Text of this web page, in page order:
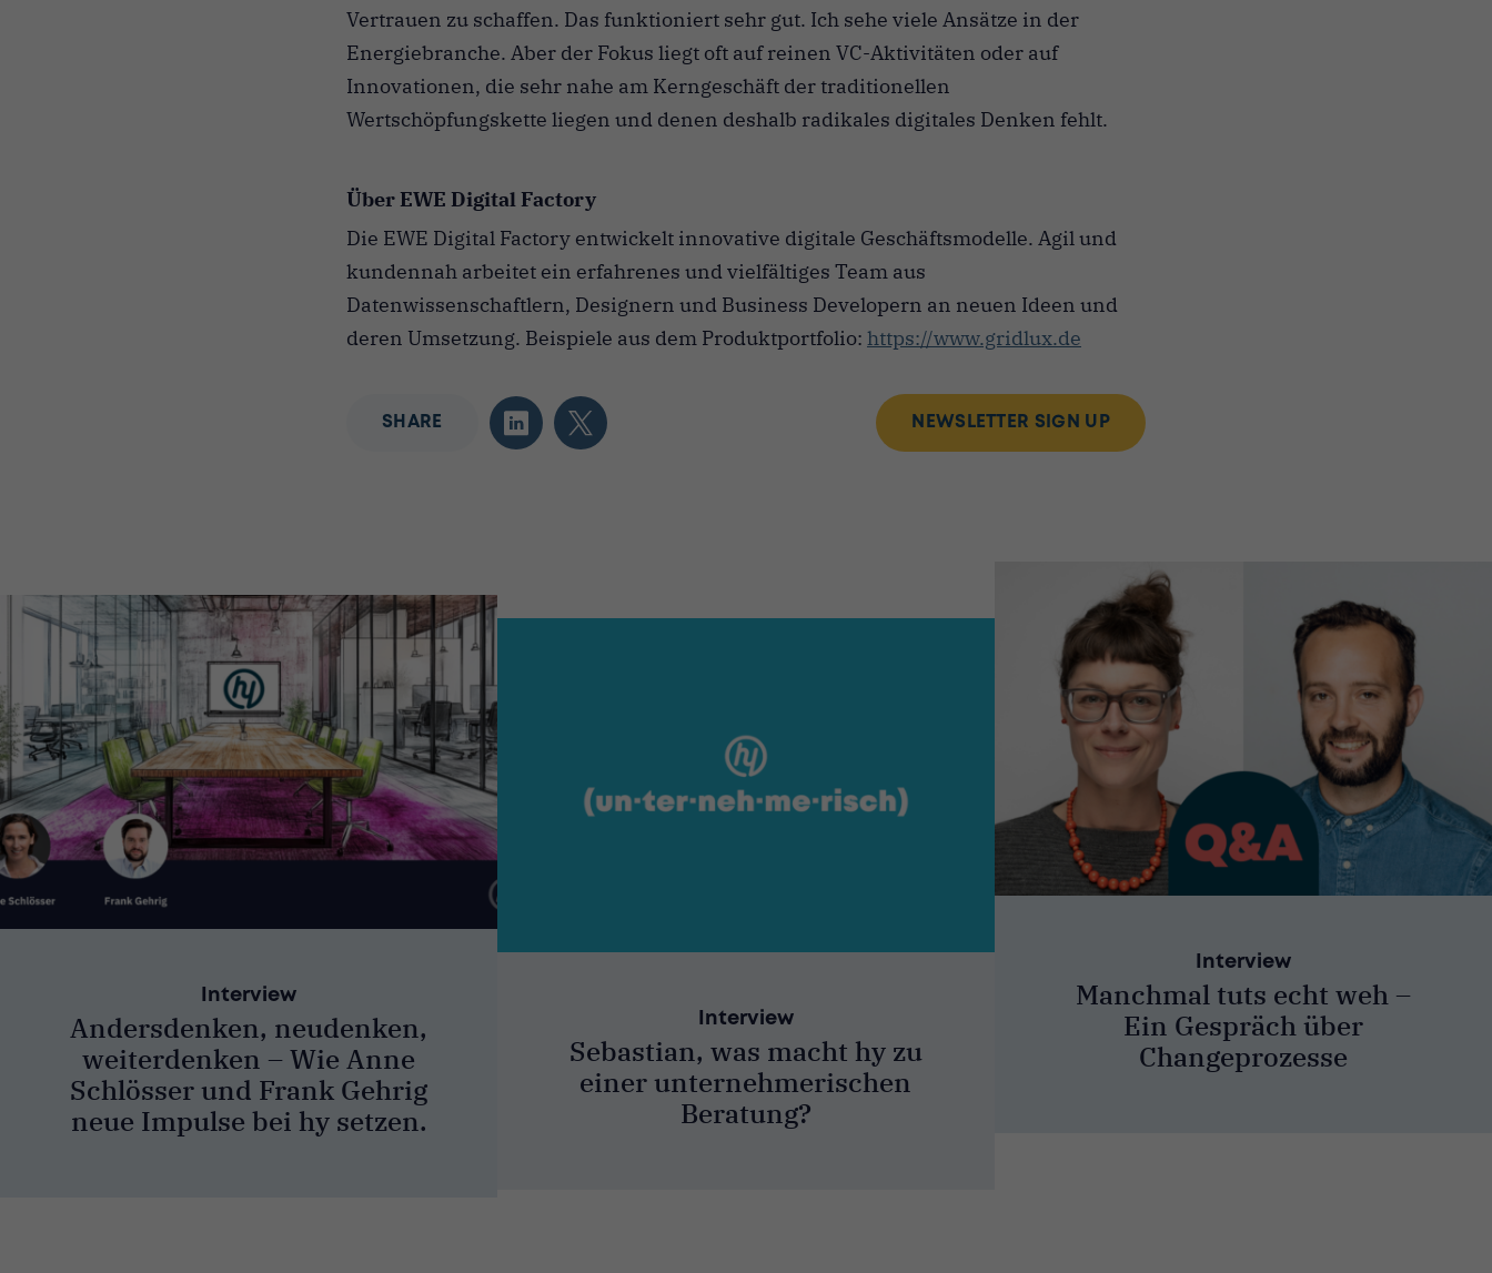
Vertrauen zu schaffen. Das funktioniert sehr gut. Ich sehe viele Ansätze in der
Energiebranche. Aber der Fokus liegt oft auf reinen VC-Aktivitäten oder auf
Innovationen, die sehr nahe am Kerngeschäft der traditionellen
Wertschöpfungskette liegen und denen deshalb radikales digitales Denken fehlt.
Über EWE Digital Factory
Die EWE Digital Factory entwickelt innovative digitale Geschäftsmodelle. Agil und
kundennah arbeitet ein erfahrenes und vielfältiges Team aus
Datenwissenschaftlern, Designern und Business Developern an neuen Ideen und
deren Umsetzung. Beispiele aus dem Produktportfolio: https://www.gridlux.de
SHARE NEWSLETTER SIGN UP
Interview
Andersdenken, neudenken,
weiterdenken – Wie Anne
Schlösser und Frank Gehrig
neue Impulse bei hy setzen.
Interview
Sebastian, was macht hy zu
einer unternehmerischen
Beratung?
Interview
Manchmal tuts echt weh –
Ein Gespräch über
Changeprozesse